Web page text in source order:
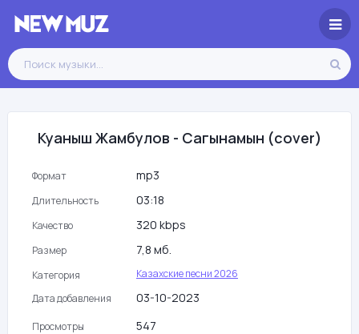
Куаныш Жамбулов - Сагынамын (cover)
Формат mp3
Длительность 03:18
Качество 320 kbps
Размер 7,8 мб.
Категория
Казахские песни 2026
Дата добавления
03-10-2023
Просмотры 547